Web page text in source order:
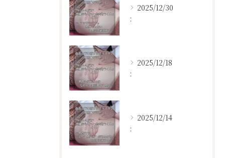
2025/12/30
:
2025/12/18
:
2025/12/14
: